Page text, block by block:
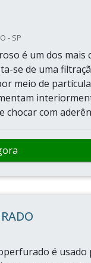
- SP
é um dos mais
se de uma
meio de
com
é usado